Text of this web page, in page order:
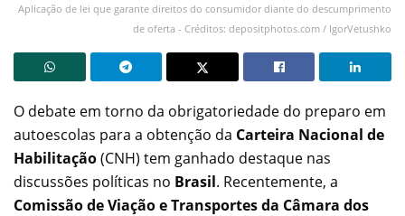
Aplicação de lei que garante direitos do consumidor diante do descumprimento
de oferta - Créditos: depositphotos.com / IgorVetushko
O debate em torno da obrigatoriedade do preparo em
autoescolas para a obtenção da Carteira Nacional de
Habilitação(CNH) tem ganhado destaque nas
discussões políticas no Brasil. Recentemente, a
Comissão de Viação e Transportes da Câmara dos